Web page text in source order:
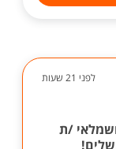
לפני 21 שעות
/ת